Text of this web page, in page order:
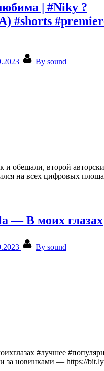
| #Niky ?
#shorts
By sound
и обещали, второй
на всех цифровых
— В моих глазах
By sound
#лучшее
за новинками — https://